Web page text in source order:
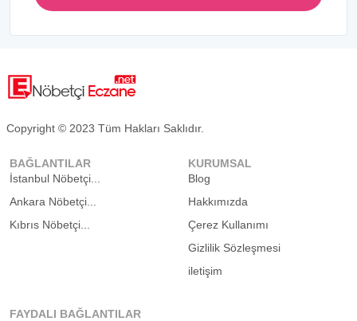
Copyright © 2023 Tüm Hakları Saklıdır.
BAĞLANTILAR
İstanbul Nöbetçi...
Ankara Nöbetçi...
Kıbrıs Nöbetçi...
KURUMSAL
Blog
Hakkımızda
Çerez Kullanımı
Gizlilik Sözleşmesi
iletişim
FAYDALI BAĞLANTILAR